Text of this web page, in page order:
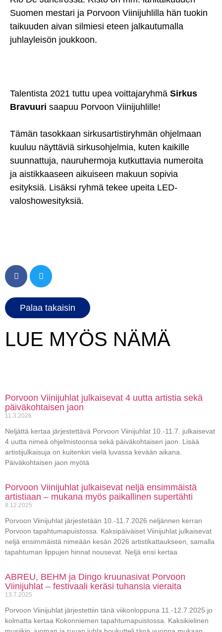
Suomen mestari ja Porvoon Viinijuhlilla hän tuokin
taikuuden aivan silmiesi eteen jalkautumalla
juhlayleisön joukkoon.
Talentista 2021 tuttu upea voittajaryhmä Sirkus
Bravuuri saapuu Porvoon Viinijuhlille!
Tämän tasokkaan sirkusartistiryhmän ohjelmaan
kuuluu näyttäviä sirkusohjelmia, kuten kaikille
suunnattuja, nauruhermoja kutkuttavia numeroita
ja aistikkaaseen aikuiseen makuun sopivia
esityksiä. Lisäksi ryhmä tekee upeita LED-
valoshowesityksiä.
Palaa takaisin
LUE MYÖS NÄMÄ
Porvoon Viinijuhlat julkaisevat 4 uutta artistia sekä
päiväkohtaisen jaon
11.3.2026
Neljättä kertaa järjestettävä Porvoon Viinijuhlat 10.-11.7. julkaisevat
4 uutta nimeä ohjelmistoonsa sekä päiväkohtaisen jaon. Lisää
artistijulkaisuja on kuitenkin vielä luvassa kevään aikana.
Päiväkohtaisen jaon myötä
Porvoon Viinijuhlat julkaisevat neljä ensimmäistä
artistiaan – mukana myös paikallinen supertähti
8.12.2025
Porvoon Viinijuhlat järjestetään 10.-11.7.2026 neljännen kerran
Porvoon tapahtumapuistossa. Kaksipäiväiset Viinijuhlat julkaisevat
neljä ensimmäistä nimeään kesän 2026 artistikattaukseen, samalla
tapahtuman lippujen hinnat nousevat. Neljä ensi kertaa
ABREU, BEHM ja Dingo kruunasivat Porvoon
Viinijuhlat – festivaali keräsi tuhansia vieraita
13.7.2025
Porvoon Viinijuhlat järjestettiin tänä viikonloppuna 11.-12.7.2025 jo
kolmatta kertaa Kokonniemen tapahtumapuistossa. Kaksikielinen